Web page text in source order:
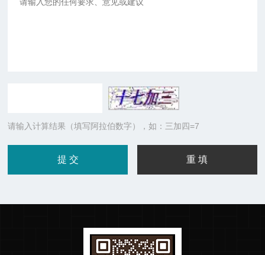
请输入计算结果（填写阿拉伯数字），如：三加四=7